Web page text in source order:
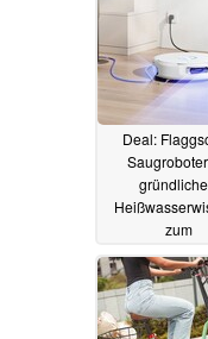
21.05.2026
Deal:
zum
(Ad)